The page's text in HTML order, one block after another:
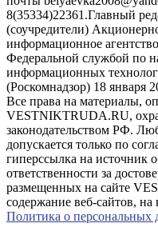
8(35334)22361.Главный
(соучредители)
информационное
Федеральной службой по
информационных
(Роскомнадзор) 18
Все права на материалы,
VESTNIKTRUDA.RU,
законодательством РФ.
допускается только по
гиперссылка на источник
ответственности за
размещенных на сайте
содержание веб-сайтов,
Политика о персональных